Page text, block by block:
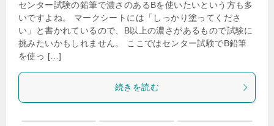
センター試験の鉛筆で濃さのあるBを使いたいという方も多
いですよね。 マークシートには「しっかり塗ってくださ
い」と書かれているので、B以上の濃さがあるもので試験に
挑みたいかもしれません。 ここではセンター試験でB鉛筆
を使っ […]
続きを読む